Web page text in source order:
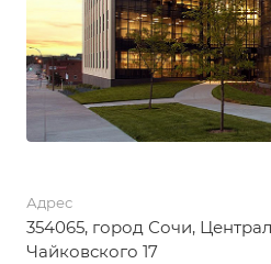
Адрес
354065, город Сочи,
Чайковского 17